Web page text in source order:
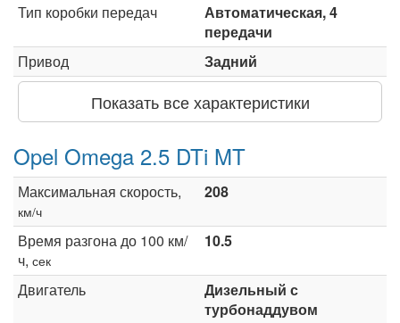
Тип коробки передач
Автоматическая, 4
передачи
Привод
Задний
Показать все характеристики
Opel Omega 2.5 DTi MT
Максимальная скорость,
км/ч
208
Время разгона до 100 км/
ч, сек
10.5
Двигатель
Дизельный с
турбонаддувом